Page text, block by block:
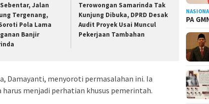
Jalan
Tergenang,
Pola Lama
Banjir
Terowongan Samarinda Tak
Kunjung Dibuka, DPRD Desak
Audit Proyek Usai Muncul
Pekerjaan Tambahan
Damayanti, menyoroti permasalahan ini. Ia
menjadi perhatian khusus pemerintah.
PA